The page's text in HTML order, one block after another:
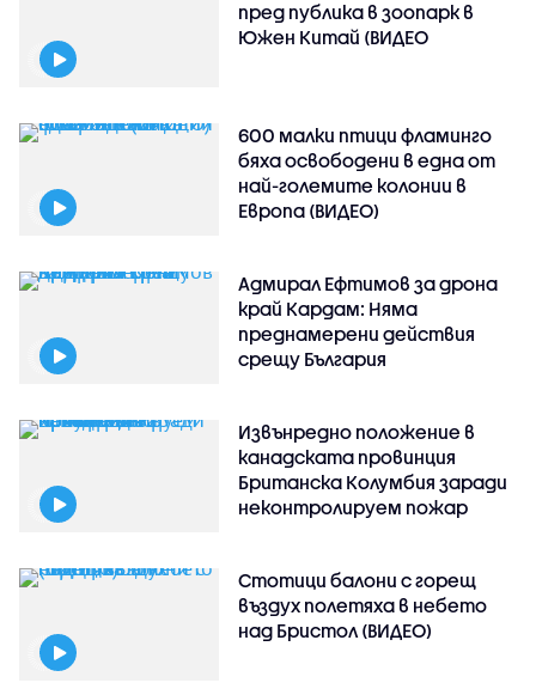
пред публика в зоопарк в
Южен Китай (ВИДЕО
600 малки птици фламинго
бяха освободени в една от
най-големите колонии в
Европа (ВИДЕО)
Адмирал Ефтимов за дрона
край Кардам: Няма
преднамерени действия
срещу България
Извънредно положение в
канадската провинция
Британска Колумбия заради
неконтролируем пожар
Стотици балони с горещ
въздух полетяха в небето
над Бристол (ВИДЕО)